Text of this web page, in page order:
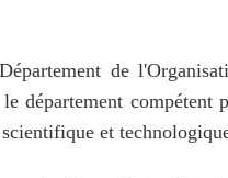
de
département compétent
et